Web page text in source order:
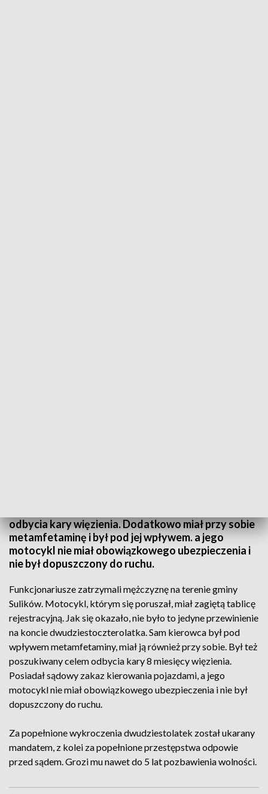
odbycia kary więzienia. Dodatkowo miał przy sobie
metamfetaminę i był pod jej wpływem. a jego
motocykl nie miał obowiązkowego ubezpieczenia i
nie był dopuszczony do ruchu.
Funkcjonariusze zatrzymali mężczyznę na terenie gminy
Sulików. Motocykl, którym się poruszał, miał zagiętą tablicę
rejestracyjną. Jak się okazało, nie było to jedyne przewinienie
na koncie dwudziestoczterolatka. Sam kierowca był pod
wpływem metamfetaminy, miał ją również przy sobie. Był też
poszukiwany celem odbycia kary 8 miesięcy więzienia.
Posiadał sądowy zakaz kierowania pojazdami, a jego
motocykl nie miał obowiązkowego ubezpieczenia i nie był
dopuszczony do ruchu.
Za popełnione wykroczenia dwudziestolatek został ukarany
mandatem, z kolei za popełnione przestępstwa odpowie
przed sądem. Grozi mu nawet do 5 lat pozbawienia wolności.